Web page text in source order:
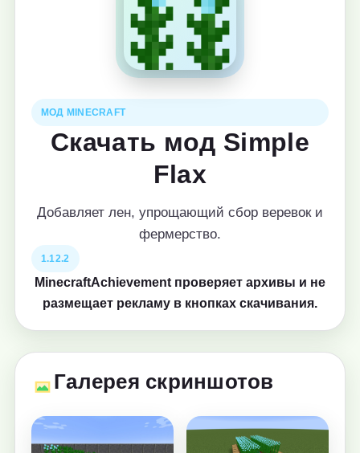
МОД MINECRAFT
Скачать мод Simple
Flax
Добавляет лен, упрощающий сбор веревок и
фермерство.
1.12.2
MinecraftAchievement проверяет архивы и не
размещает рекламу в кнопках скачивания.
Галерея скриншотов